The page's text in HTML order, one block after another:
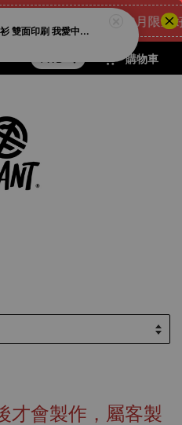
[8月限量好
購物車
才會製作，屬客製